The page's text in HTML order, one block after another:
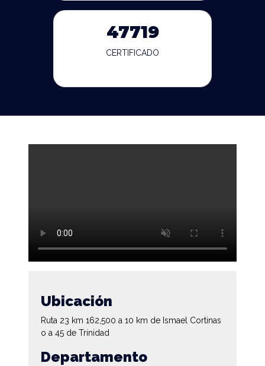
47719
CERTIFICADO
Ubicación
Ruta 23 km 162,500 a 10 km de Ismael Cortinas
o a 45 de Trinidad
Departamento